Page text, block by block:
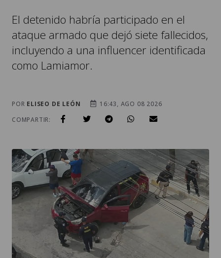
El detenido habría participado en el
ataque armado que dejó siete fallecidos,
incluyendo a una influencer identificada
como Lamiamor.
POR ELISEO DE LEÓN
16:43, AGO 08 2026
COMPARTIR: